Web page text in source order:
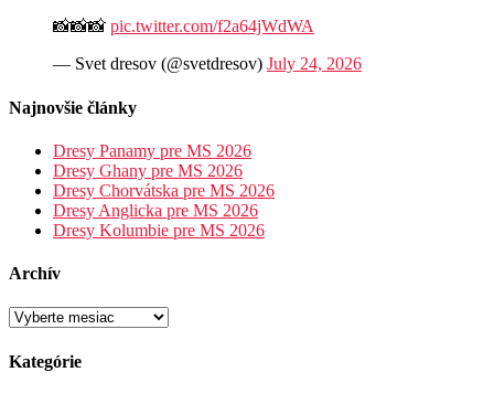
📸📸📸 pic.twitter.com/f2a64jWdWA
— Svet dresov (@svetdresov) July 24, 2026
Najnovšie články
Dresy Panamy pre MS 2026
Dresy Ghany pre MS 2026
Dresy Chorvátska pre MS 2026
Dresy Anglicka pre MS 2026
Dresy Kolumbie pre MS 2026
Archív
Archív
Kategórie